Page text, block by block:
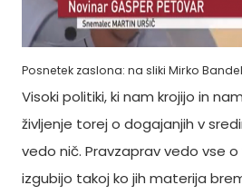
Posnetek zaslona: na sliki Mirko
Visoki politiki, ki nam krojijo in
življenje torej o dogajanjih v
vedo nič. Pravzaprav vedo vse
izgubijo takoj ko jih materija